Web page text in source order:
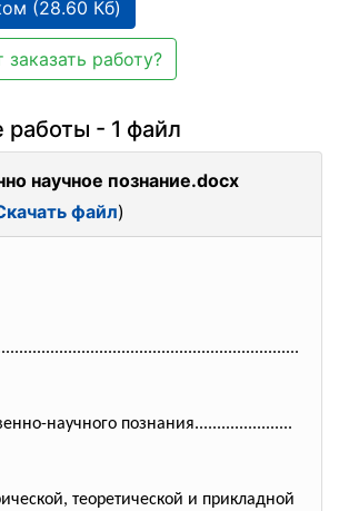
(28.60 Кб)
работу?
- 1 файл
научное познание.docx
файл)
.......................................................
научного познания......................
теоретической и прикладной